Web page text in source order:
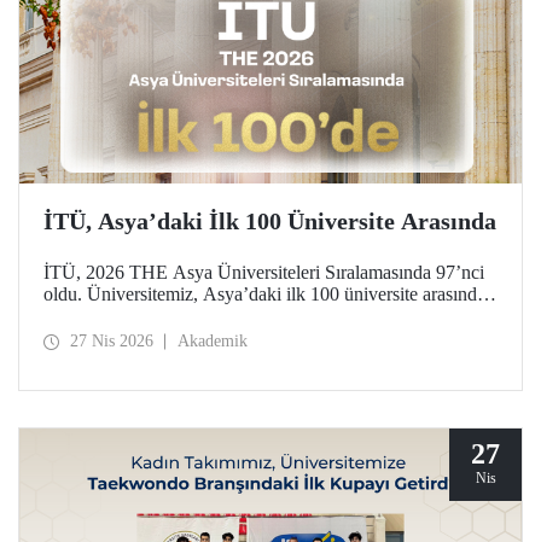
İTÜ, Asya’daki İlk 100 Üniversite Arasında
İTÜ, 2026 THE Asya Üniversiteleri Sıralamasında 97’nci
oldu. Üniversitemiz, Asya’daki ilk 100 üniversite arasında
göstergesinde (araştırma kalitesi, araştırma çevresi,
27 Nis 2026 Akademik
27
Nis